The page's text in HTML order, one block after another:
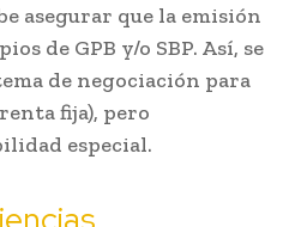
asegurar que la emisión
de GPB y/o SBP. Así, se
de negociación para
fija), pero
especial.